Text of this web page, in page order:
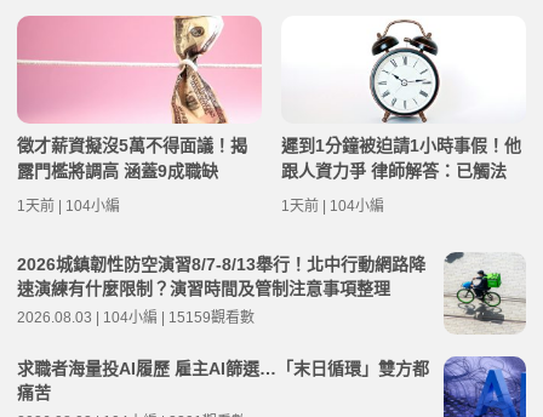
徵才薪資擬沒5萬不得面議！揭
露門檻將調高 涵蓋9成職缺
1天前 | 104小編
遲到1分鐘被迫請1小時事假！他
跟人資力爭 律師解答：已觸法
1天前 | 104小編
2026城鎮韌性防空演習8/7-8/13舉行！北中行動網路降
速演練有什麼限制？演習時間及管制注意事項整理
2026.08.03 | 104小編 | 15159觀看數
求職者海量投AI履歷 雇主AI篩選…「末日循環」雙方都
痛苦